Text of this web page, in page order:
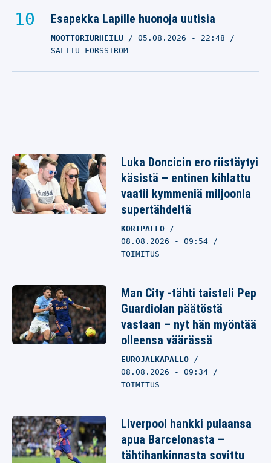
Esapekka Lapille huonoja uutisia
MOOTTORIURHEILU 05.08.2026 - 22:48
SALTTU FORSSTRÖM
Luka Doncicin ero riistäytyi
käsistä – entinen kihlattu
vaatii kymmeniä miljoonia
supertähdeltä
KORIPALLO
08.08.2026 - 09:54
TOIMITUS
Man City -tähti taisteli Pep
Guardiolan päätöstä
vastaan – nyt hän myöntää
olleensa väärässä
EUROJALKAPALLO
08.08.2026 - 09:34
TOIMITUS
Liverpool hankki pulaansa
apua Barcelonasta –
tähtihankinnasta sovittu